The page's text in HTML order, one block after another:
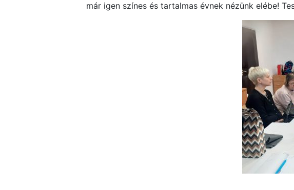
már igen színes és tartalmas évnek nézünk elébe!